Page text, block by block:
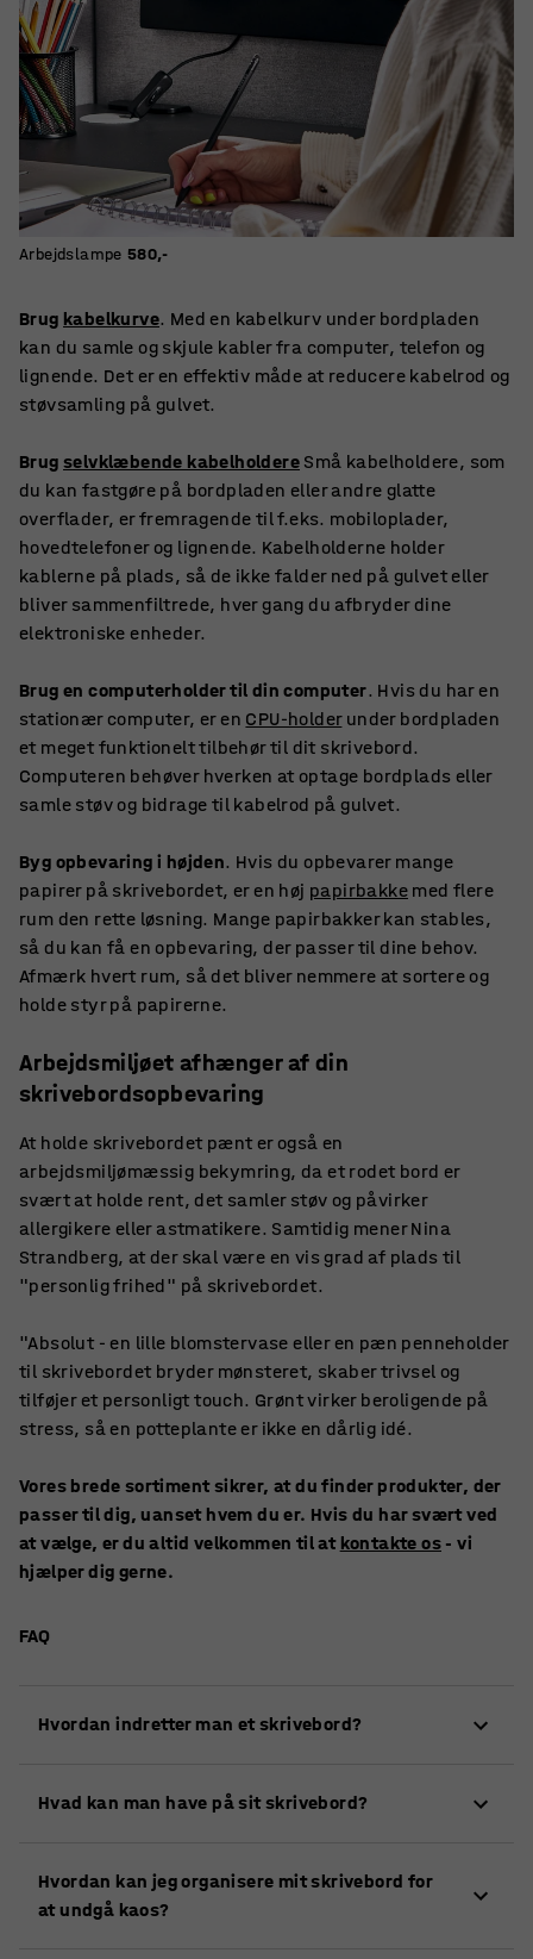
Arbejdslampe 580,-
Brug kabelkurve. Med en kabelkurv under bordpladen
kan du samle og skjule kabler fra computer, telefon og
lignende. Det er en effektiv måde at reducere kabelrod og
støvsamling på gulvet.
Brug selvklæbende kabelholdere Små kabelholdere, som
du kan fastgøre på bordpladen eller andre glatte
overflader, er fremragende til f.eks. mobiloplader,
hovedtelefoner og lignende. Kabelholderne holder
kablerne på plads, så de ikke falder ned på gulvet eller
bliver sammenfiltrede, hver gang du afbryder dine
elektroniske enheder.
Brug en computerholder til din computer. Hvis du har en
stationær computer, er en CPU-holderunder bordpladen
et meget funktionelt tilbehør til dit skrivebord.
Computeren behøver hverken at optage bordplads eller
samle støv og bidrage til kabelrod på gulvet.
Byg opbevaring i højden. Hvis du opbevarer mange
papirer på skrivebordet, er en høj papirbakke med flere
rum den rette løsning. Mange papirbakker kan stables,
så du kan få en opbevaring, der passer til dine behov.
Afmærk hvert rum, så det bliver nemmere at sortere og
holde styr på papirerne.
Arbejdsmiljøet afhænger af din
skrivebordsopbevaring
At holde skrivebordet pænt er også en
arbejdsmiljømæssig bekymring, da et rodet bord er
svært at holde rent, det samler støv og påvirker
allergikere eller astmatikere. Samtidig mener Nina
Strandberg, at der skal være en vis grad af plads til
"personlig frihed" på skrivebordet.
"Absolut - en lille blomstervase eller en pæn penneholder
til skrivebordet bryder mønsteret, skaber trivsel og
tilføjer et personligt touch. Grønt virker beroligende på
stress, så en potteplante er ikke en dårlig idé.
Vores brede sortiment sikrer, at du finder produkter, der
passer til dig, uanset hvem du er. Hvis du har svært ved
at vælge, er du altid velkommen til at kontakte os - vi
hjælper dig gerne.
FAQ
Hvordan indretter man et skrivebord?
passer til dine specifikke opgaver. Undgå tidsrøvere
rette betingelser for at arbejde ergonomisk.
Hvad kan man have på sit skrivebord?
men sørg for, at du har adgang til mindre ting, som
du ofte har brug for, såsom papir, blyanter og post-
Hvordan kan jeg organisere mit skrivebord for
at undgå kaos?